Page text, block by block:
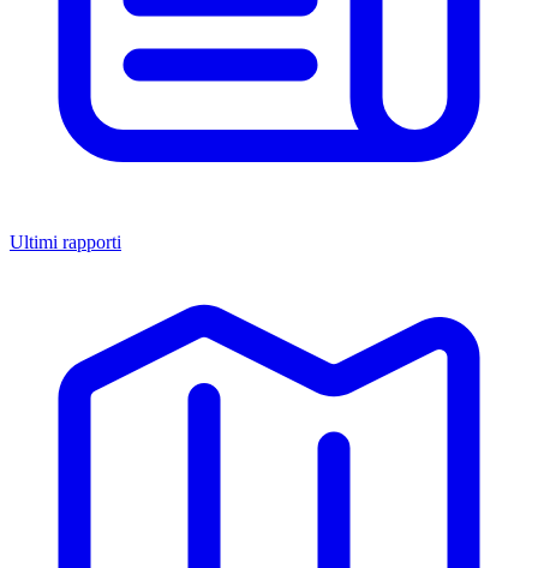
Ultimi rapporti